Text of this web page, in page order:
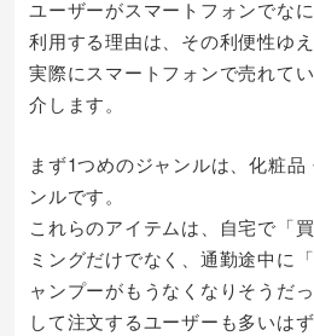
ユーザーがスマートフォンでな
利用する理由は、その利便性ゆ
実際にスマートフォンで売れて
介します。
まず1つめのジャンルは、化粧品
ンルです。
これらのアイテムは、自宅で「
ミングだけでなく、通勤途中に
ャンプーがもうなくなりそうだ
して注文するユーザーも多いはず